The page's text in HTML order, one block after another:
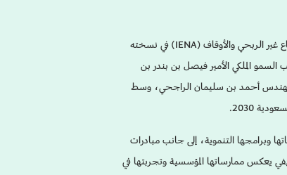
شاركت الجمعية الخيرية لرعاية الأيتام بمنطقة الرياض “إنسان” في المعرض الدولي للقطاع غير الربحي والأوقاف (IENA) في نسخته
الملكي الأمير فيصل بن بندر بن
المهندس أحمد بن سليمان الراجحي، وسط
2030.
وبرامجها التنموية، إلى جانب مبادرات
يعكس ممارساتها المؤسسية وتجربتها في